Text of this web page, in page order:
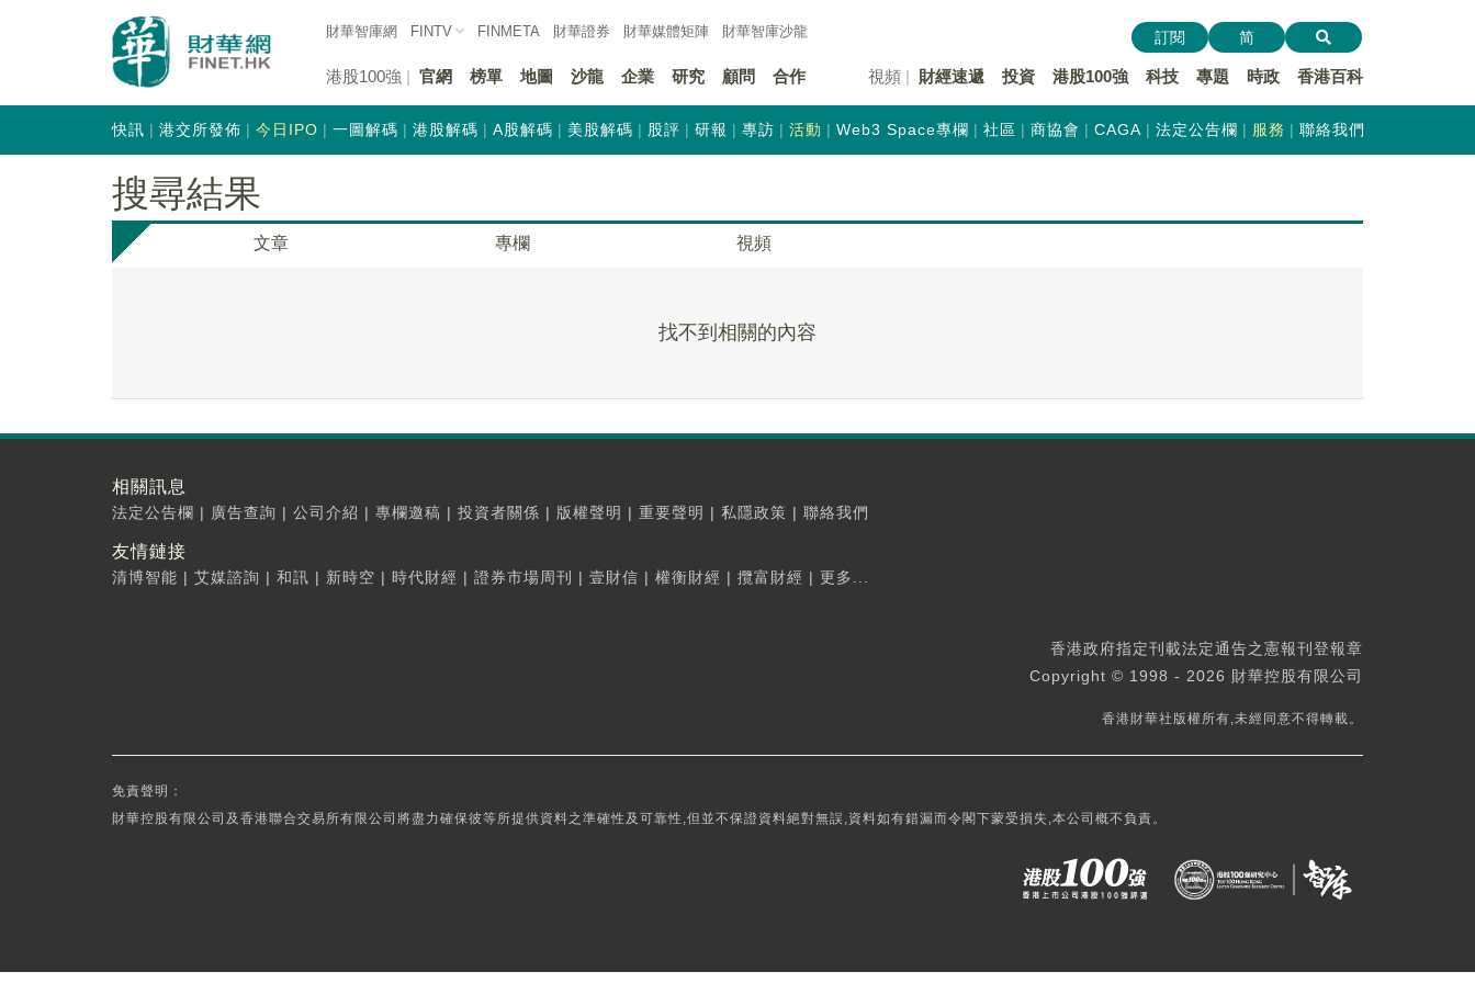
財華智庫網 FINTV FINMETA 財華證券 財華媒體矩陣 財華智庫沙龍
港股100強 官網 榜單 地圖 沙龍 企業 研究 顧問 合作 視頻 財經速遞 投資 港股100強 科技 專題 時政 香港百科
訂閱 简
快訊 港交所發佈 今日IPO 一圖解碼 港股解碼 A股解碼 美股解碼 股評 研報 專訪 活動 Web3 Space專欄 社區 商協會 CAGA 法定公告欄 服務 聯絡我們
搜尋結果
文章 專欄 視頻
找不到相關的內容
相關訊息
法定公告欄 | 廣告查詢 | 公司介紹 | 專欄邀稿 | 投資者關係 | 版權聲明 | 重要聲明 | 私隱政策 | 聯絡我們
友情鏈接
清博智能 | 艾媒諮詢 | 和訊 | 新時空 | 時代財經 | 證券市場周刊 | 壹財信 | 權衡財經 | 攬富財經 | 更多...
香港政府指定刊載法定通告之憲報刊登報章
Copyright © 1998 - 2026 財華控股有限公司
香港財華社版權所有,未經同意不得轉載。
免責聲明：
財華控股有限公司及香港聯合交易所有限公司將盡力確保彼等所提供資料之準確性及可靠性,但並不保證資料絕對無誤,資料如有錯漏而令閣下蒙受損失,本公司概不負責。